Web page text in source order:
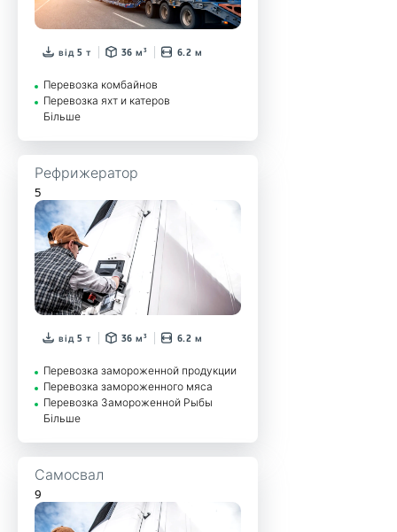
від 5 т 36 м³ 6.2 м
Перевозка комбайнов
Перевозка яхт и катеров
Більше
Рефрижератор
5
від 5 т 36 м³ 6.2 м
Перевозка замороженной продукции
Перевозка замороженного мяса
Перевозка Замороженной Рыбы
Більше
Самосвал
9